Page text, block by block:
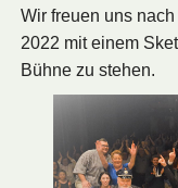
Wir freuen uns
2022 mit einem
Bühne zu stehen.